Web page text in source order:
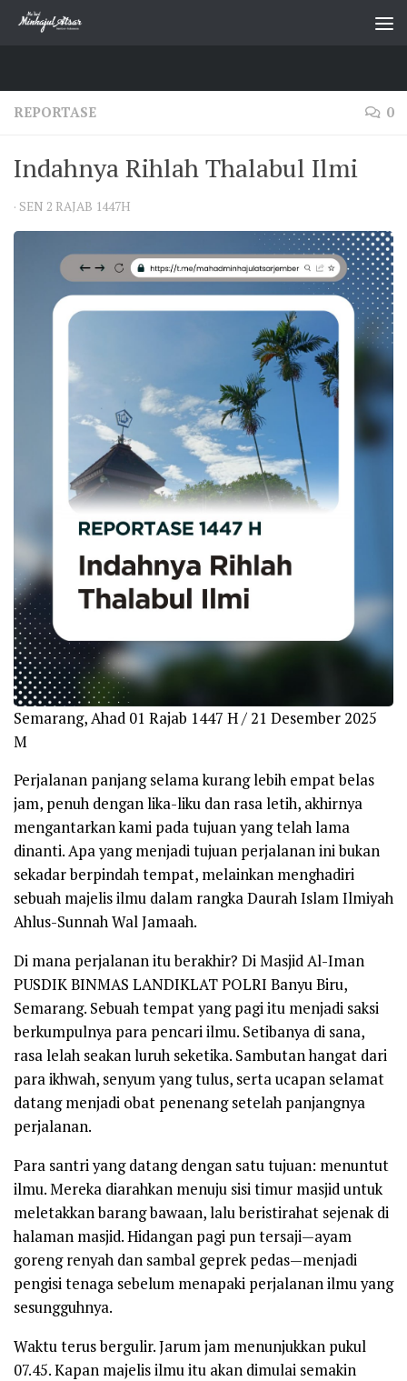
Skip to content
REPORTASE 0
Indahnya Rihlah Thalabul Ilmi
· SEN 2 RAJAB 1447H
Semarang, Ahad 01 Rajab 1447 H / 21 Desember 2025
M
Perjalanan panjang selama kurang lebih empat belas
jam, penuh dengan lika-liku dan rasa letih, akhirnya
mengantarkan kami pada tujuan yang telah lama
dinanti. Apa yang menjadi tujuan perjalanan ini bukan
sekadar berpindah tempat, melainkan menghadiri
sebuah majelis ilmu dalam rangka Daurah Islam Ilmiyah
Ahlus-Sunnah Wal Jamaah.
Di mana perjalanan itu berakhir? Di Masjid Al-Iman
PUSDIK BINMAS LANDIKLAT POLRI Banyu Biru,
Semarang. Sebuah tempat yang pagi itu menjadi saksi
berkumpulnya para pencari ilmu. Setibanya di sana,
rasa lelah seakan luruh seketika. Sambutan hangat dari
para ikhwah, senyum yang tulus, serta ucapan selamat
datang menjadi obat penenang setelah panjangnya
perjalanan.
Para santri yang datang dengan satu tujuan: menuntut
ilmu. Mereka diarahkan menuju sisi timur masjid untuk
meletakkan barang bawaan, lalu beristirahat sejenak di
halaman masjid. Hidangan pagi pun tersaji—ayam
goreng renyah dan sambal geprek pedas—menjadi
pengisi tenaga sebelum menapaki perjalanan ilmu yang
sesungguhnya.
Waktu terus bergulir. Jarum jam menunjukkan pukul
07.45. Kapan majelis ilmu itu akan dimulai semakin